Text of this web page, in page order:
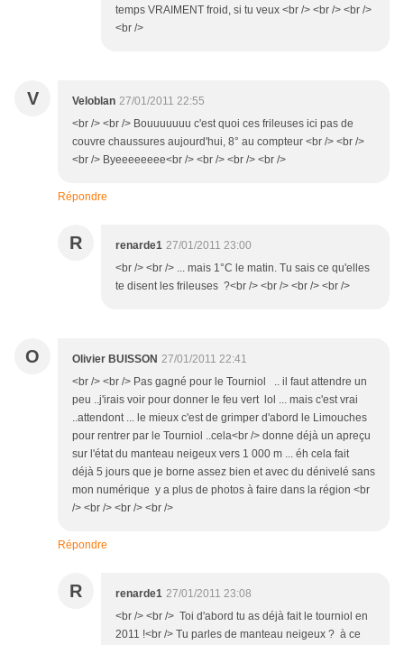
temps VRAIMENT froid, si tu veux <br /> <br /> <br />
<br />
V Veloblan 27/01/2011 22:55
<br /> <br /> Bouuuuuuu c'est quoi ces frileuses ici pas de
couvre chaussures aujourd'hui, 8° au compteur <br /> <br />
<br /> Byeeeeeeee<br /> <br /> <br /> <br />
Répondre
R renarde1 27/01/2011 23:00
<br /> <br /> ... mais 1°C le matin. Tu sais ce qu'elles
te disent les frileuses ?<br /> <br /> <br /> <br />
O Olivier BUISSON 27/01/2011 22:41
<br /> <br /> Pas gagné pour le Tourniol .. il faut attendre un
peu ..j'irais voir pour donner le feu vert lol ... mais c'est vrai
..attendont ... le mieux c'est de grimper d'abord le Limouches
pour rentrer par le Tourniol ..cela<br /> donne déjà un apreçu
sur l'état du manteau neigeux vers 1 000 m ... éh cela fait
déjà 5 jours que je borne assez bien et avec du dénivelé sans
mon numérique y a plus de photos à faire dans la région <br
/> <br /> <br /> <br />
Répondre
R renarde1 27/01/2011 23:08
<br /> <br /> Toi d'abord tu as déjà fait le tourniol en
2011 !<br /> Tu parles de manteau neigeux ? à ce